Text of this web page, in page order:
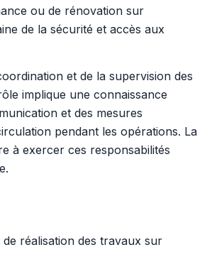
ou de rénovation sur
de la sécurité et accès aux
et de la supervision des
implique une connaissance
et des mesures
pendant les opérations. La
à exercer ces responsabilités
réalisation des travaux sur